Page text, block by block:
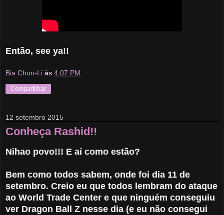
Então, see ya!!
Bia Chun-Li às 4:07 PM
Compartilhar
12 setembro 2015
Conheça Rashid!!
Nihao povo!!! E aí como estão?
Bem como todos sabem, onde foi dia 11 de
setembro. Creio eu que todos lembram do ataque
ao World Trade Center e que ninguém conseguiu
ver Dragon Ball Z nesse dia (e eu não consegui